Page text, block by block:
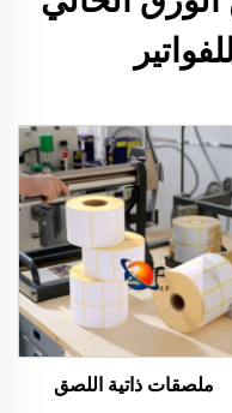
ملصقات ذاتية اللصق